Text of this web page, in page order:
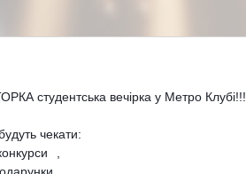
студентська вечірка у Метро Клубі!!!
чекати: